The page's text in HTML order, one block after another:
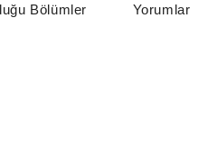
Bölümler Yorumlar